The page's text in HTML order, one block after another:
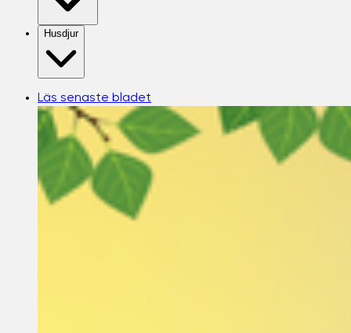
Husdjur
Läs senaste bladet